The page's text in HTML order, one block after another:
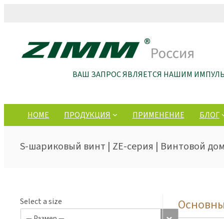
ВАШ ЗАПРОС ЯВЛЯЕТСЯ НАШИМ
HOME ПРОДУКЦИЯ ПРИМЕНЕНИЕ БЛОГ
S-шариковый винт | ZE-серия | Винтовой
Select a size